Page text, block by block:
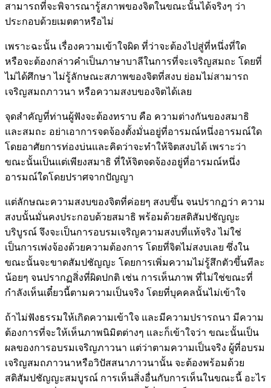
สามารถที่จะพิจารณารู้สภาพของจิตในขณะนั้นได้จริงๆ ว่า
ประกอบด้วยเมตตาหรือไม่
เพราะฉะนั้น เรื่องความเข้าใจผิด ที่ว่าจะต้องไปสู่ที่หนึ่งที่ใด
หรือจะต้องกล่าวคำเป็นภาษาบาลีในการที่จะเจริญสมถะ โดยที่
ไม่ได้ศึกษา ไม่รู้ลักษณะสภาพของจิตที่สงบ ย่อมไม่สามารถ
เจริญสมถภาวนา หรือความสงบของจิตได้เลย
จุดสำคัญที่ท่านผู้ฟังจะต้องทราบ คือ ความต่างกันของสมาธิ
และสมถะ อย่าเอาการจดจ้องตั้งมั่นอยู่ที่อารมณ์หนึ่งอารมณ์ใด
โดยอาศัยการท่องบ่นและคิดว่าจะทำให้จิตสงบได้ เพราะว่า
ขณะนั้นเป็นแต่เพียงสมาธิ ที่ให้จิตจดจ้องอยู่ที่อารมณ์หนึ่ง
อารมณ์ใดโดยปราศจากปัญญา
แต่ลักษณะความสงบของจิตที่ค่อยๆ สงบขึ้น จนปรากฏว่า ความ
สงบนั้นมั่นคงประกอบด้วยสมาธิ พร้อมด้วยสติสัมปชัญญะ
บริบูรณ์ จึงจะเป็นการอบรมเจริญความสงบที่แท้จริง ไม่ใช่
เป็นการเพ่งจ้องด้วยความต้องการ โดยที่จิตไม่สงบเลย ซึ่งใน
ขณะนั้นจะขาดสัมปชัญญะ โดยการเพิ่มความไม่รู้สึกตัวขึ้นทีละ
น้อยๆ จนปรากฏสิ่งที่ผิดปกติ เช่น การเห็นภาพ ที่ไม่ใช่ขณะที่
กำลังเห็นเดี๋ยวนี้ตามความเป็นจริง โดยที่บุคคลนั้นไม่เข้าใจ
ถ้าไม่ฟังธรรมให้เกิดความเข้าใจ และมีความปรารถนา มีความ
ต้องการที่จะให้เห็นภาพนิมิตต่างๆ และก็เข้าใจว่า ขณะนั้นเป็น
ผลของการอบรมเจริญภาวนา แต่ว่าตามความเป็นจริง ผู้ที่อบรม
เจริญสมถภาวนาหรือวิปัสสนาภาวนานั้น จะต้องพร้อมด้วย
สติสัมปชัญญะสมบูรณ์ การเห็นสิ่งอื่นกับการเห็นในขณะนี้ อะไร